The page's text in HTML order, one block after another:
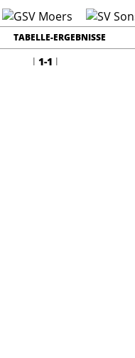
TABELLE-ERGEBNISSE
l1-1 l